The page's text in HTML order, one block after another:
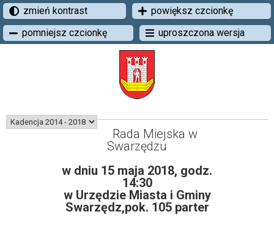
zmień kontrast
powiększ czcionkę
pomniejsz czcionkę
uproszczona wersja
Rada Miejska w
Swarzędzu
w dniu 15 maja 2018, godz.
14:30
w Urzędzie Miasta i Gminy
Swarzędz,pok. 105 parter